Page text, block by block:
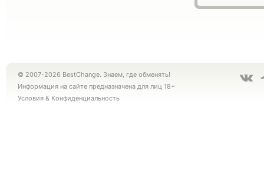
© 2007-2026 BestChange. Знаем, где обменять!
Информация на сайте предназначена для лиц 18+
Условия & Конфиденциальность